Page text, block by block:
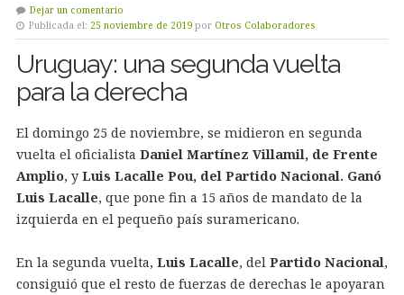
Dejar un comentario
Publicada el: 25 noviembre de 2019 por Otros Colaboradores
Uruguay: una segunda vuelta
para la derecha
El domingo 25 de noviembre, se midieron en segunda
vuelta el oficialista Daniel Martínez Villamil, de Frente
Amplio, y Luis Lacalle Pou, del Partido Nacional. Ganó
Luis Lacalle, que pone fin a 15 años de mandato de la
izquierda en el pequeño país suramericano.
En la segunda vuelta, Luis Lacalle, del Partido Nacional,
consiguió que el resto de fuerzas de derechas le apoyaran